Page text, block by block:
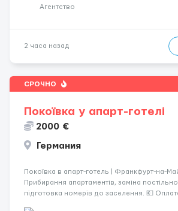
рынку труда ЕС (Укра...
Агентство
2 часа назад
СРОЧНО
Покоївка у апарт-готелі
2000 €
Германия
Покоївка в апарт-готель | Франкфурт-на-
Прибирання апартаментів, заміна
підготовка номерів до заселення. 💶